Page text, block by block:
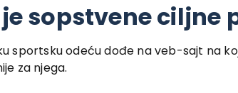
sopstvene ciljne
sportsku odeću dođe na veb-sajt na
za njega.